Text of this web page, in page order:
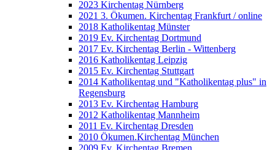
2023 Kirchentag Nürnberg
2021 3. Ökumen. Kirchentag Frankfurt / online
2018 Katholikentag Münster
2019 Ev. Kirchentag Dortmund
2017 Ev. Kirchentag Berlin - Wittenberg
2016 Katholikentag Leipzig
2015 Ev. Kirchentag Stuttgart
2014 Katholikentag und "Katholikentag plus" in
Regensburg
2013 Ev. Kirchentag Hamburg
2012 Katholikentag Mannheim
2011 Ev. Kirchentag Dresden
2010 Ökumen.Kirchentag München
2009 Ev. Kirchentag Bremen